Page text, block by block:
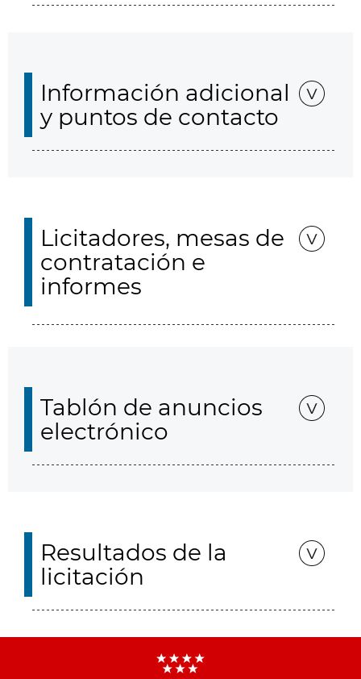
Información adicional
y puntos de contacto
Licitadores, mesas de
contratación e
informes
Tablón de anuncios
electrónico
Resultados de la
licitación